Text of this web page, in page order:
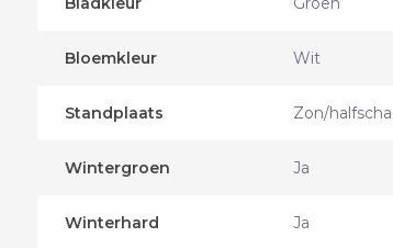
Bloemkleur Wit
Standplaats Zon/
Wintergroen Ja
Winterhard Ja